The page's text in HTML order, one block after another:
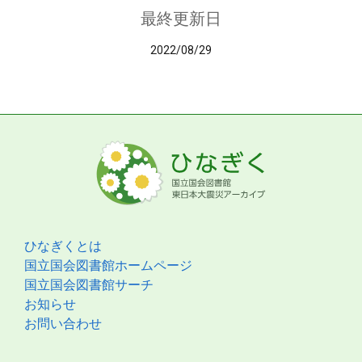
最終更新日
2022/08/29
ひなぎくとは
国立国会図書館ホームページ
国立国会図書館サーチ
お知らせ
お問い合わせ